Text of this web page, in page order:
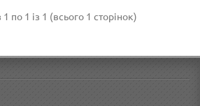
по 1 із 1 (всього 1 сторінок)